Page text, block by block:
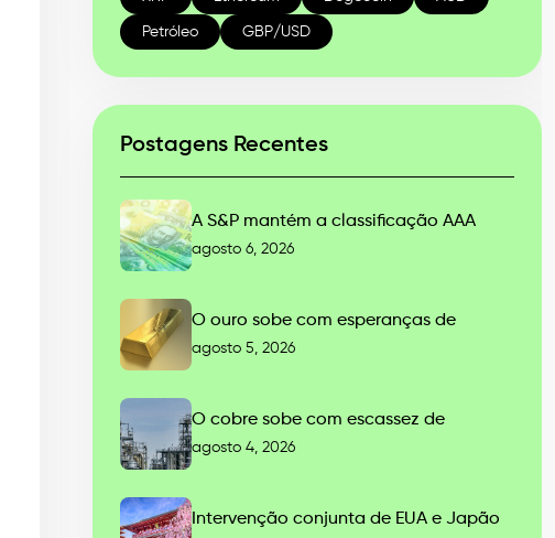
Petróleo GBP/USD
Postagens Recentes
A S&P mantém a classificação AAA
agosto 6, 2026
O ouro sobe com esperanças de
agosto 5, 2026
O cobre sobe com escassez de
agosto 4, 2026
Intervenção conjunta de EUA e Japão